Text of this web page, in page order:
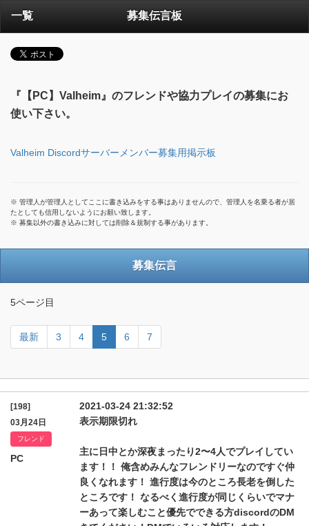
一覧 募集伝言板
『【PC】Valheim』のフレンドや協力プレイの募集にお
使い下さい。
Valheim Discordサーバーメンバー募集用掲示板
※ 管理人が管理人としてここに書き込みをする事はありませんので、管理人を名乗る者が居
たとしても信用しないようにお願い致します。
※ 募集以外の書き込みに対しては削除＆規制する事があります。
募集伝言
5ページ目
最新 3 4 5 6 7
[198]
03月24日
フレンド
PC
2021-03-24 21:32:52
表示期限切れ
主に日中とか深夜まったり2〜4人でプレイしてい
ます！！ 俺含めみんなフレンドリーなのですぐ仲
良くなれます！ 進行度は今のところ長老を倒した
ところです！ なるべく進行度が同じくらいでマナ
ーあって楽しむこと優先でできる方discordのDM